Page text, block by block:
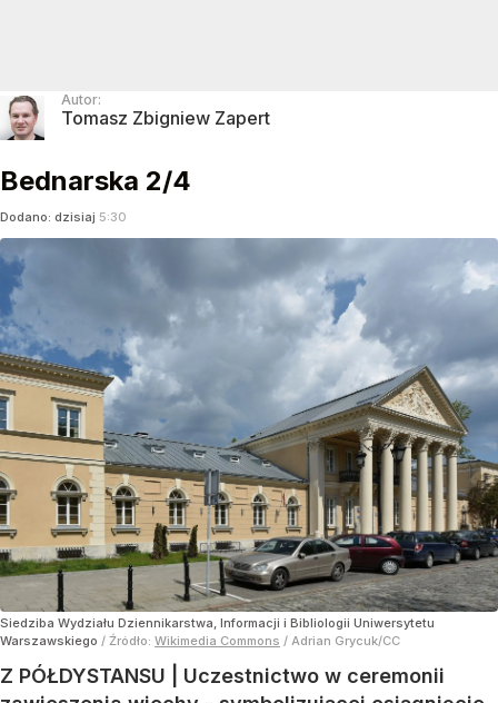
Autor:
Tomasz Zbigniew Zapert
Bednarska 2/4
Dodano: dzisiaj 5:30
Siedziba Wydziału Dziennikarstwa, Informacji i Bibliologii Uniwersytetu
Warszawskiego / Źródło: Wikimedia Commons / Adrian Grycuk/CC
Z PÓŁDYSTANSU | Uczestnictwo w ceremonii